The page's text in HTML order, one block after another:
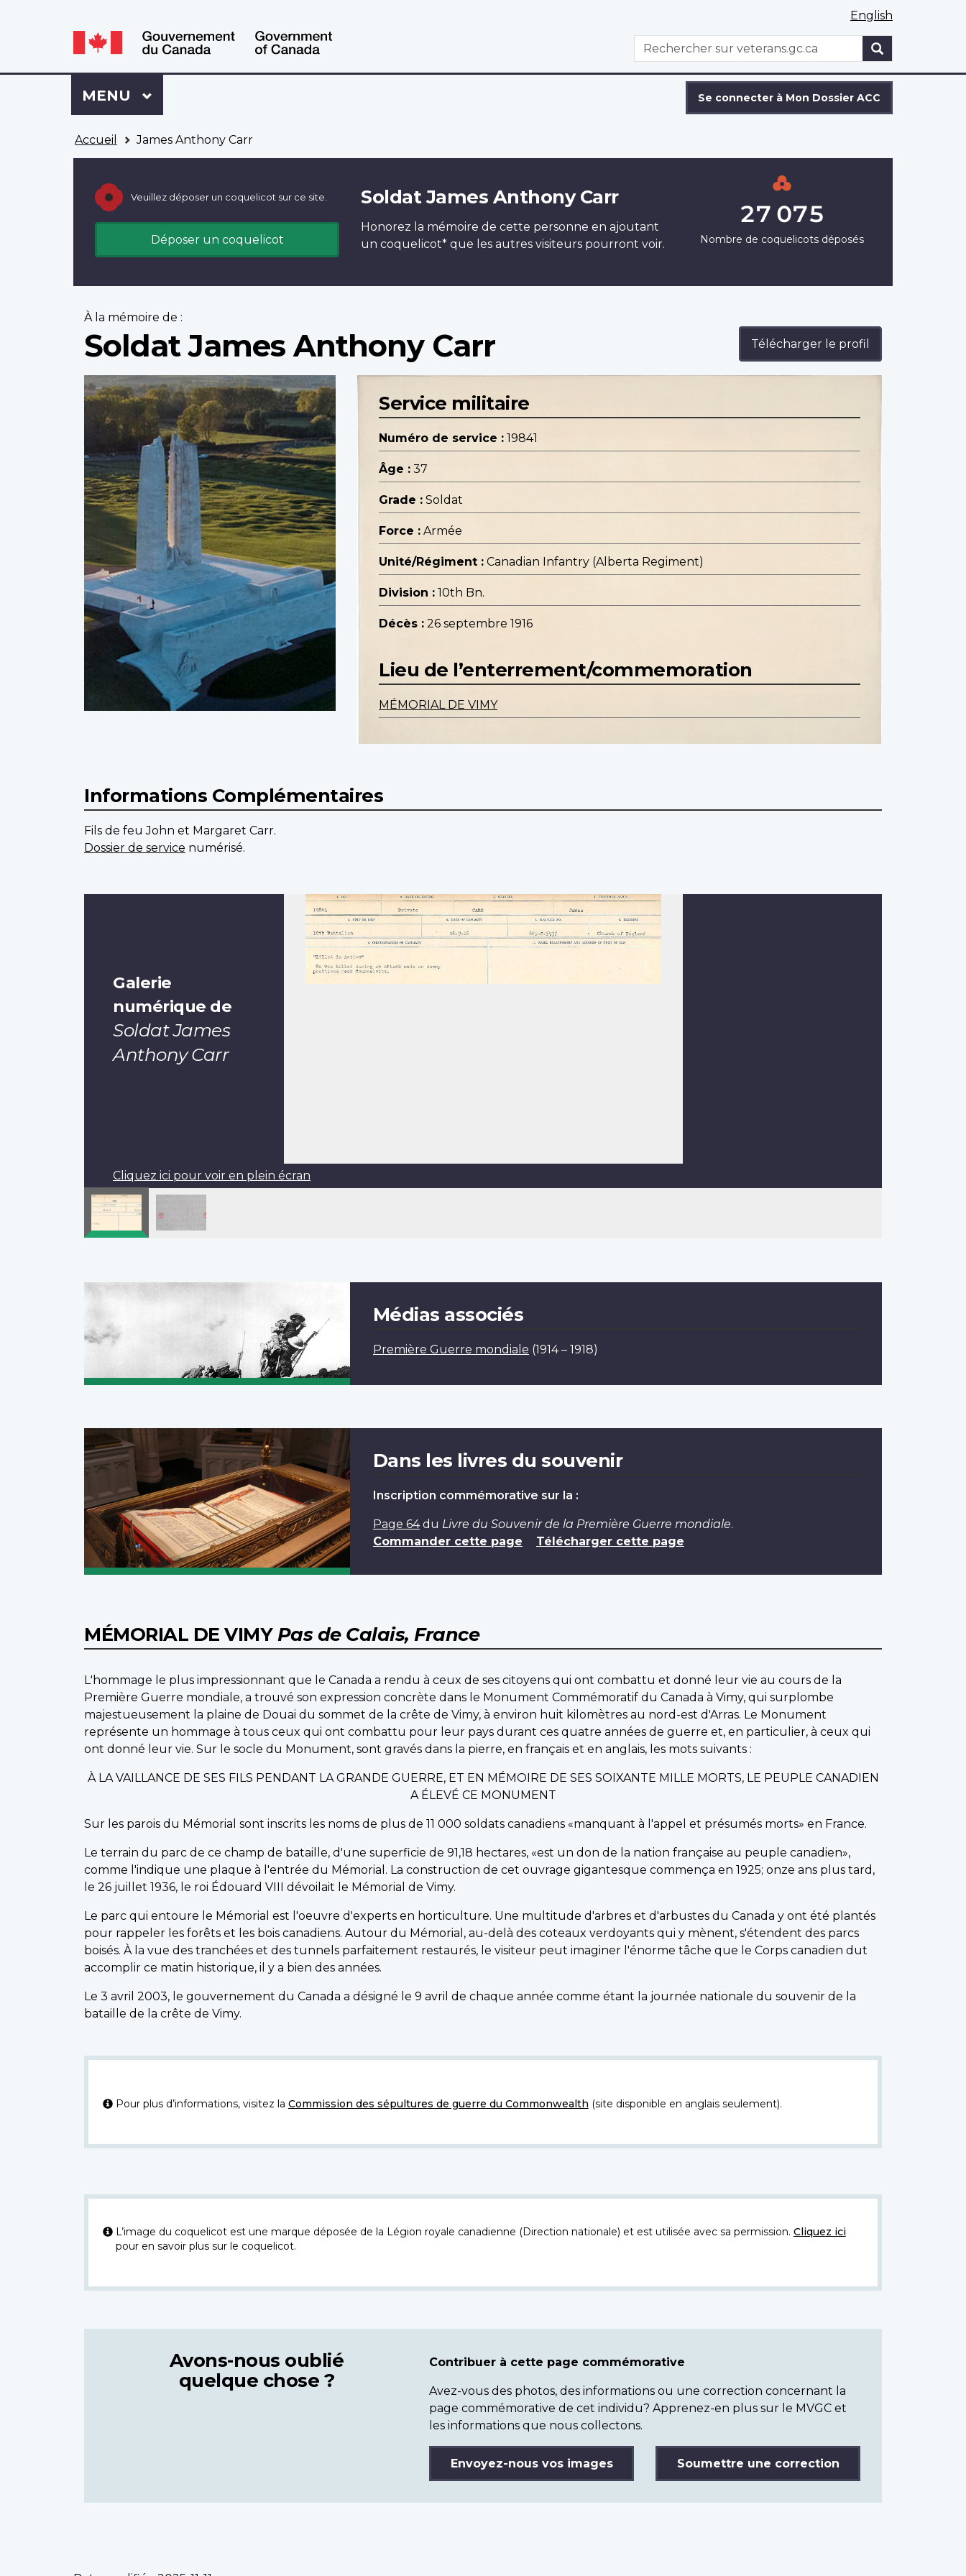
Language
switcher
Language
switcher
English
WxT
Search
Rechercher
Se
connecter
à
Dossier
Se connecter à Mon Dossier ACC
Menu
MENU PRINCIPAL
Accueil James Anthony Carr
Veuillez déposer un coquelicot sur ce site.
Déposer un coquelicot
Soldat James Anthony Carr
Honorez la mémoire de cette personne en ajoutant
un coquelicot* que les autres visiteurs pourront voir.
27 075
Nombre de coquelicots déposés
À la mémoire de :
Soldat James Anthony Carr Télécharger le profil
Profile
image
Service militaire
Numéro de service : 19841
Âge : 37
Grade : Soldat
Force : Armée
Unité/Régiment : Canadian Infantry (Alberta Regiment)
Division : 10th Bn.
Décès : 26 septembre 1916
Lieu de l’enterrement/commemoration
MÉMORIAL DE VIMY
Informations Complémentaires
Fils de feu John et Margaret Carr.
Dossier de service numérisé.
Galerie
numérique de
Soldat James
Anthony Carr
Cliquez ici pour voir en plein écran
Médias associés
Première Guerre mondiale (1914 – 1918)
Dans les livres du souvenir
Inscription commémorative sur la :
Page 64du Livre du Souvenir de la Première Guerre mondiale.
Commander cette page
Télécharger cette page
MÉMORIAL DE VIMY Pas de Calais, France
L'hommage le plus impressionnant que le Canada a rendu à ceux de ses citoyens qui ont combattu et donné leur vie au cours de la
Première Guerre mondiale, a trouvé son expression concrète dans le Monument Commémoratif du Canada à Vimy, qui surplombe
majestueusement la plaine de Douai du sommet de la crête de Vimy, à environ huit kilomètres au nord-est d'Arras. Le Monument
représente un hommage à tous ceux qui ont combattu pour leur pays durant ces quatre années de guerre et, en particulier, à ceux qui
ont donné leur vie. Sur le socle du Monument, sont gravés dans la pierre, en français et en anglais, les mots suivants :
À LA VAILLANCE DE SES FILS PENDANT LA GRANDE GUERRE, ET EN MÉMOIRE DE SES SOIXANTE MILLE MORTS, LE PEUPLE CANADIEN
A ÉLEVÉ CE MONUMENT
Sur les parois du Mémorial sont inscrits les noms de plus de 11 000 soldats canadiens «manquant à l'appel et présumés morts» en France.
Le terrain du parc de ce champ de bataille, d'une superficie de 91,18 hectares, «est un don de la nation française au peuple canadien»,
comme l'indique une plaque à l'entrée du Mémorial. La construction de cet ouvrage gigantesque commença en 1925; onze ans plus tard,
le 26 juillet 1936, le roi Édouard VIII dévoilait le Mémorial de Vimy.
Le parc qui entoure le Mémorial est l'oeuvre d'experts en horticulture. Une multitude d'arbres et d'arbustes du Canada y ont été plantés
pour rappeler les forêts et les bois canadiens. Autour du Mémorial, au-delà des coteaux verdoyants qui y mènent, s'étendent des parcs
boisés. À la vue des tranchées et des tunnels parfaitement restaurés, le visiteur peut imaginer l'énorme tâche que le Corps canadien dut
accomplir ce matin historique, il y a bien des années.
Le 3 avril 2003, le gouvernement du Canada a désigné le 9 avril de chaque année comme étant la journée nationale du souvenir de la
bataille de la crête de Vimy.
Pour plus d’informations, visitez la Commission des sépultures de guerre du Commonwealth (site disponible en anglais seulement).
L’image du coquelicot est une marque déposée de la Légion royale canadienne (Direction nationale) et est utilisée avec sa permission. Cliquez ici
pour en savoir plus sur le coquelicot.
Avons-nous oublié
quelque chose ?
Contribuer à cette page commémorative
Avez-vous des photos, des informations ou une correction concernant la
page commémorative de cet individu? Apprenez-en plus sur le MVGC et
les informations que nous collectons.
Envoyez-nous vos images Soumettre une correction